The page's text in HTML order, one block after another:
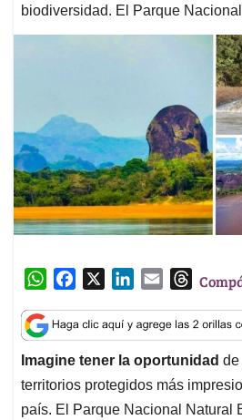
biodiversidad. El Parque
W
a
t
s
A
p
c
e
b
o
o
n
k
e
d
I
a
i
l
T
r
e
a
d
s
Imagine tener la oportunidad de
territorios protegidos más
país. El Parque Nacional Natural